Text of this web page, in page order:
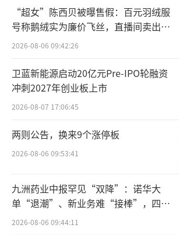
刻的是2023年李想在其微博
是“仨瓜俩枣”，以及“这点作
道是巨婴吗？”不过，随着今年
之后，这些话语的回旋镖也打到
上。
小鹏4月份销量为9393辆
3%，未能突破1万辆，和巅峰
小差距。而凭借L6的畅销，理
新势力销量榜首的位置，而蔚
整后，订单量也有了显著提升，
布了全新的乐道L60，也揽获了
量。接下来，似乎要等待小鹏的
“超女”陈西贝被曝售假：百元羽绒服
号称鹅绒实为廉价飞丝，直播间卖出超
百万元
2026-08-06 09:42:26
卫蓝新能源启动20亿元Pre-IPO轮融资
冲刺2027年创业板上市
2026-08-07 17:06:45
两则公告，换来9个涨停板
2026-08-06 09:53:41
九洲药业中报罕见“双降”：诺华大
单“退潮”、新业务难“接棒”，四大
难关待闯
2026-08-06 09:44:11